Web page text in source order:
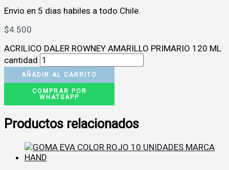
Envio en 5 dias habiles a todo Chile.
$4.500
ACRILICO DALER ROWNEY AMARILLO PRIMARIO 120 ML
cantidad
AÑADIR AL CARRITO
COMPRAR POR
WHATSAPP
Productos relacionados